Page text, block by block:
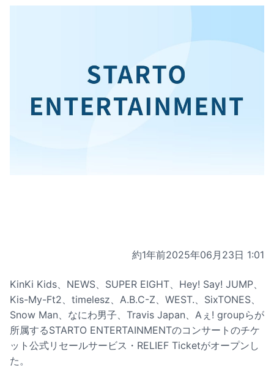
約1年前2025年06月23日 1:01
KinKi Kids、NEWS、SUPER EIGHT、Hey! Say! JUMP、
Kis-My-Ft2、timelesz、A.B.C-Z、WEST.、SixTONES、
Snow Man、なにわ男子、Travis Japan、Aぇ! groupらが
所属するSTARTO ENTERTAINMENTのコンサートのチケ
ット公式リセールサービス・RELIEF Ticketがオープンし
た。